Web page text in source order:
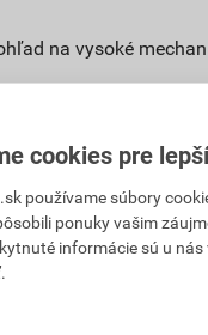
na vysoké
zanášania – hrdlový
ktorý zaisťuje aj
z polypropylénu,
aj chemickú stabilitu,
cookies pre
používame súbory
ponuky vašim
informácie sú u